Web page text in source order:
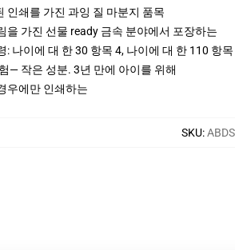
인쇄를 가진 과잉 질 마분지 품목
을 가진 선물 ready 금속 분야에서 포장하는
: 나이에 대 한 30 항목 4, 나이에 대 한 110 항
— 작은 성분. 3년 만에 아이를 위해
우에만 인쇄하는
SKU: